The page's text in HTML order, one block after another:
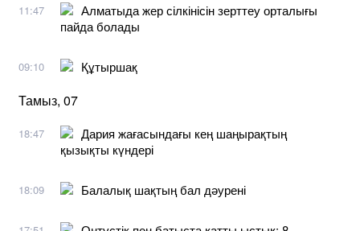
11:47
Алматыда жер сілкінісін зерттеу орталығы
пайда болады
09:10 Құтыршақ
Тамыз, 07
18:47
Дария жағасындағы кең шаңырақтың
қызықты күндері
18:09 Балалық шақтың бал дәурені